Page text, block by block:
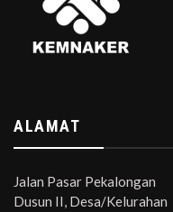
ALAMAT
Jalan Pasar Pekalongan
Dusun II, Desa/Kelurahan